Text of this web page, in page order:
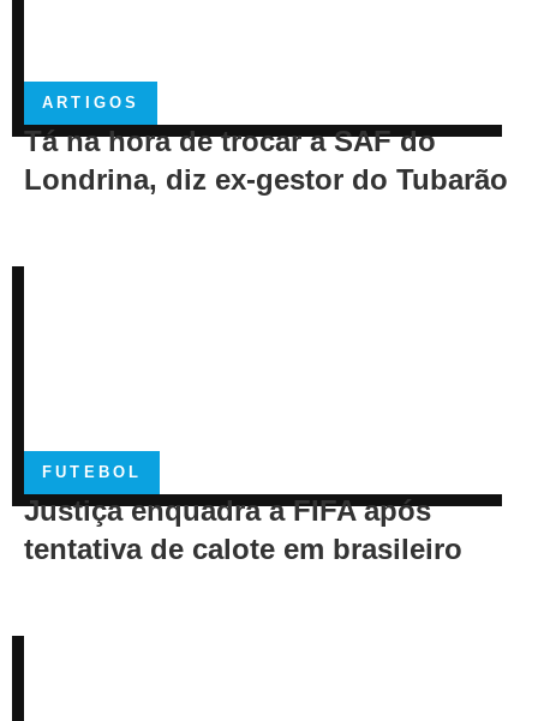
ARTIGOS
Tá na hora de trocar a SAF do
Londrina, diz ex-gestor do Tubarão
FUTEBOL
Justiça enquadra a FIFA após
tentativa de calote em brasileiro